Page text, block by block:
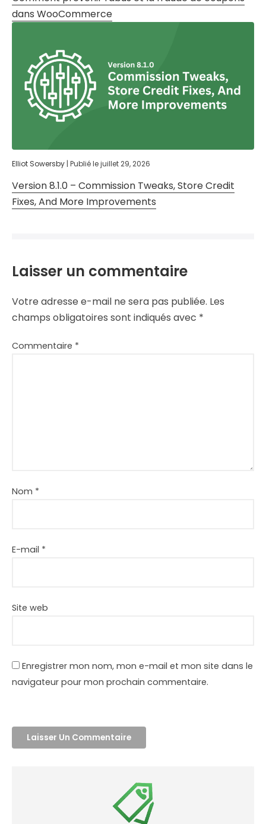
dans WooCommerce
Elliot Sowersby | Publié lejuillet 29, 2026
Version 8.1.0 – Commission Tweaks, Store Credit
Fixes, And More Improvements
Laisser un commentaire
Votre adresse e-mail ne sera pas publiée. Les
champs obligatoires sont indiqués avec *
Commentaire *
Nom *
E-mail *
Site web
Enregistrer mon nom, mon e-mail et mon site dans le
navigateur pour mon prochain commentaire.